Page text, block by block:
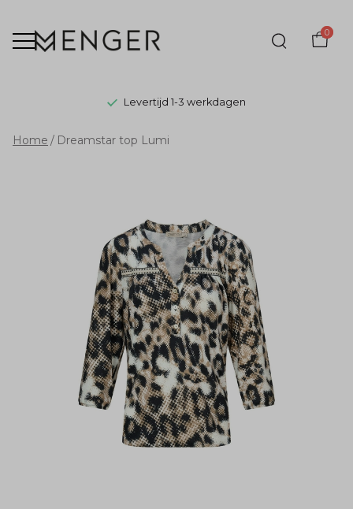
0
Levertijd 1-3 werkdagen
Dreamstar
Menger
Mode
Home Dreamstar top Lumi